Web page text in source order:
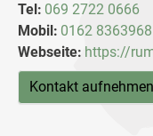
Tel: 069 2722 0666
Mobil: 0162 8363968
Webseite: https://
Kontakt aufnehmen